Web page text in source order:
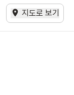
지도로 보기